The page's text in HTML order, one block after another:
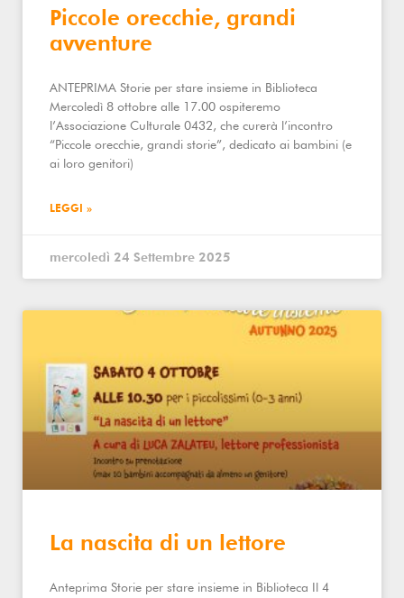
Piccole orecchie, grandi
avventure
ANTEPRIMA Storie per stare insieme in Biblioteca
Mercoledì 8 ottobre alle 17.00 ospiteremo
l’Associazione Culturale 0432, che curerà l’incontro
“Piccole orecchie, grandi storie”, dedicato ai bambini (e
ai loro genitori)
LEGGI »
mercoledì 24 Settembre 2025
La nascita di un lettore
Anteprima Storie per stare insieme in Biblioteca Il 4